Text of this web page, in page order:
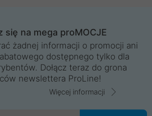
Legnica, Katowice, Gliwice, Kalisz, Bytom,
i profesjonalna obsługa!
ze 100% polskim kapitałem. Działamy
w naszym kraju! Posiadamy siedzibę
oraz salony na terenie kraju. Cała
komputerowym ProLine jest
Dlatego zakup notebooka albo laptopa w
się na mega proMOCJE
żadnej informacji o promocji ani
dostępnego tylko dla
Dołącz teraz do grona
newslettera ProLine!
Więcej informacji